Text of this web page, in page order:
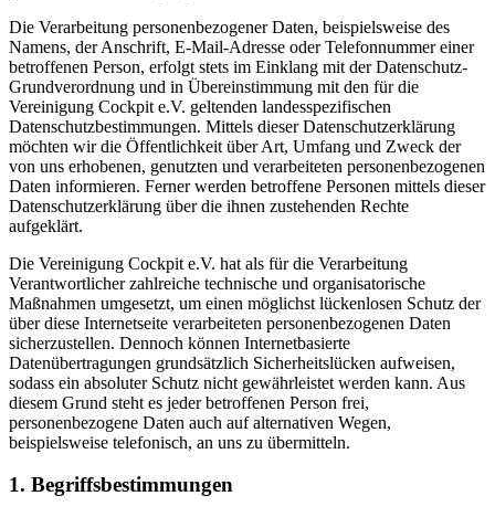
Die Verarbeitung personenbezogener Daten, beispielsweise des
Namens, der Anschrift, E-Mail-Adresse oder Telefonnummer einer
betroffenen Person, erfolgt stets im Einklang mit der Datenschutz-
Grundverordnung und in Übereinstimmung mit den für die
Vereinigung Cockpit e.V. geltenden landesspezifischen
Datenschutzbestimmungen. Mittels dieser Datenschutzerklärung
möchten wir die Öffentlichkeit über Art, Umfang und Zweck der
von uns erhobenen, genutzten und verarbeiteten personenbezogenen
Daten informieren. Ferner werden betroffene Personen mittels dieser
Datenschutzerklärung über die ihnen zustehenden Rechte
aufgeklärt.
Die Vereinigung Cockpit e.V. hat als für die Verarbeitung
Verantwortlicher zahlreiche technische und organisatorische
Maßnahmen umgesetzt, um einen möglichst lückenlosen Schutz der
über diese Internetseite verarbeiteten personenbezogenen Daten
sicherzustellen. Dennoch können Internetbasierte
Datenübertragungen grundsätzlich Sicherheitslücken aufweisen,
sodass ein absoluter Schutz nicht gewährleistet werden kann. Aus
diesem Grund steht es jeder betroffenen Person frei,
personenbezogene Daten auch auf alternativen Wegen,
beispielsweise telefonisch, an uns zu übermitteln.
1. Begriffsbestimmungen